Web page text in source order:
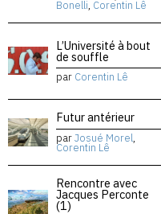
Bonelli, Corentin Lê
L’Université à bout
de souffle
par Corentin Lê
Futur antérieur
parJosué Morel,
Corentin Lê
Rencontre avec
Jacques Perconte
(1)